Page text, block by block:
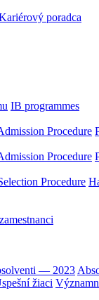
poradca
IB programmes
Procedure
Procedure
Procedure
— 2023
žiaci